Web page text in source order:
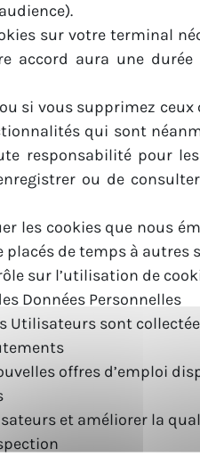
sur votre terminal
accord aura une
si vous supprimez
qui sont
responsabilité pour
ou de
les cookies que nous
placés de temps à
sur l’utilisation de
Données Personnelles
Utilisateurs sont
offres d’emploi
et améliorer la